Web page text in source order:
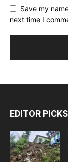
Save my
next time I
EDITOR PICKS